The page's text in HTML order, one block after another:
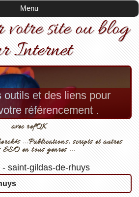
Menu
votre site ou blog
Internet
outils et des liens pour
référencement .
avec refOK
...Publications, scripts et autres
en tous genres ...
- saint-gildas-de-rhuys